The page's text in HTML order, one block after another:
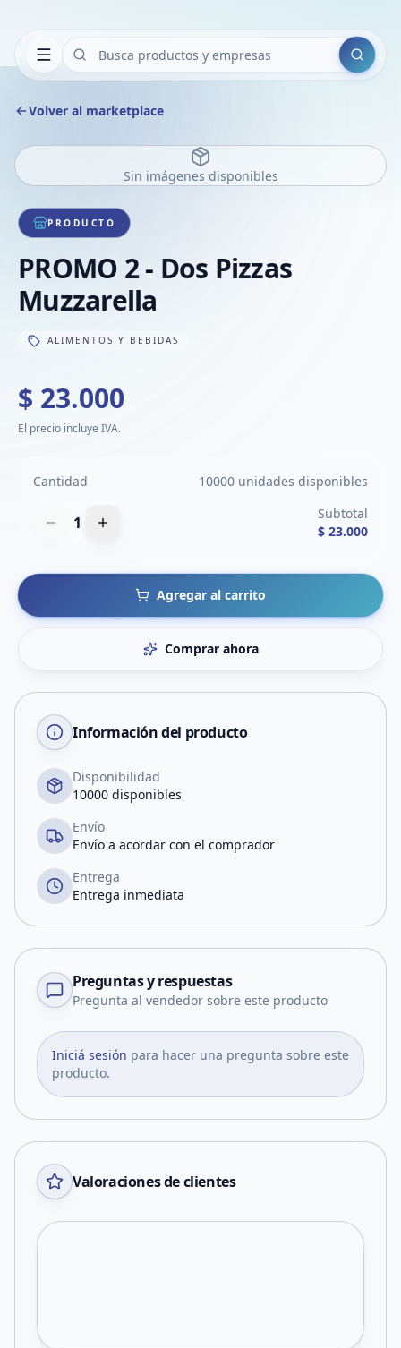
Buscar
Volver al marketplace
Sin imágenes disponibles
PRODUCTO
PROMO 2 - Dos Pizzas
Muzzarella
ALIMENTOS Y BEBIDAS
$ 23.000
El precio incluye IVA.
Cantidad 10000 unidades disponibles
1
Subtotal
$ 23.000
Agregar al carrito
Comprar ahora
Información del producto
Disponibilidad
10000 disponibles
Envío
Envío a acordar con el comprador
Entrega
Entrega inmediata
Preguntas y respuestas
Pregunta al vendedor sobre este producto
Iniciá sesión para hacer una pregunta sobre este
producto.
Valoraciones de clientes